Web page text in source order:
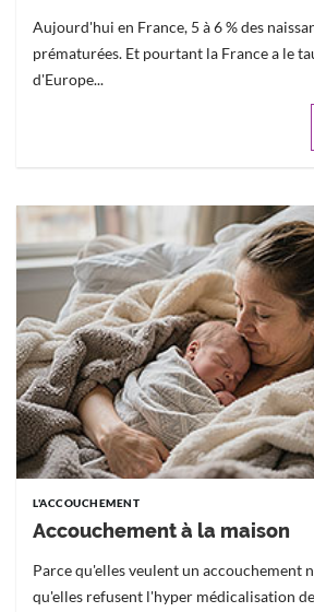
Aujourd'hui en France, 5 à 6 % des
prématurées. Et pourtant la France a le
d'Europe...
L'ACCOUCHEMENT
Accouchement à la maison
Parce qu'elles veulent un accouchement
qu'elles refusent l'hyper médicalisation